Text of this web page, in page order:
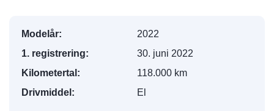
Modelår:
2022
1. registrering:
30. juni 2022
Kilometertal:
118.000 km
Drivmiddel:
El